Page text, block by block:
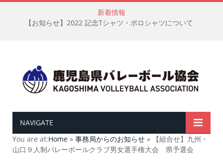
新着情報
【お知らせ】2022 記念Tシャツ・ポロシャツについて
NAVIGATE
You are at:Home » 事務局からのお知らせ »
【組合せ】九州・
山口９人制バレーボールクラブ男女選手権大会 県予選会